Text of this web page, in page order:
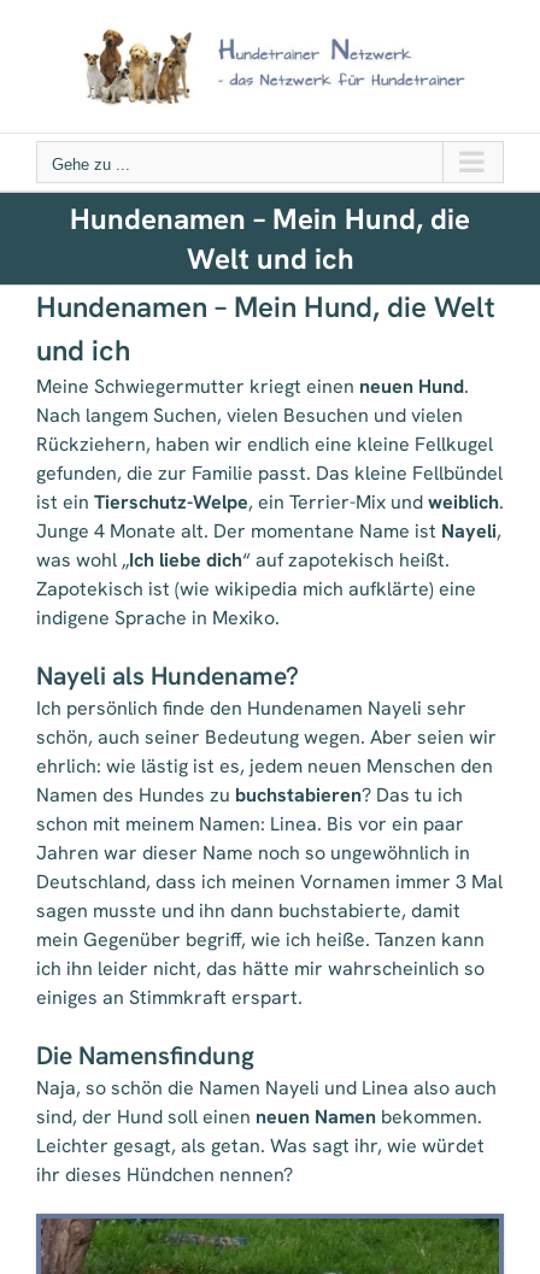
Gehe zu ...
Hundenamen – Mein Hund, die
Welt und ich
Hundenamen – Mein Hund, die Welt
und ich
Meine Schwiegermutter kriegt einen neuen Hund.
Nach langem Suchen, vielen Besuchen und vielen
Rückziehern, haben wir endlich eine kleine Fellkugel
gefunden, die zur Familie passt. Das kleine Fellbündel
ist ein Tierschutz-Welpe, ein Terrier-Mix undweiblich.
Junge 4 Monate alt. Der momentane Name ist Nayeli,
was wohl „Ich liebe dich“ auf zapotekisch heißt.
Zapotekisch ist (wie wikipedia mich aufklärte) eine
indigene Sprache in Mexiko.
Nayeli als Hundename?
Ich persönlich finde den Hundenamen Nayeli sehr
schön, auch seiner Bedeutung wegen. Aber seien wir
ehrlich: wie lästig ist es, jedem neuen Menschen den
Namen des Hundes zu buchstabieren? Das tu ich
schon mit meinem Namen: Linea. Bis vor ein paar
Jahren war dieser Name noch so ungewöhnlich in
Deutschland, dass ich meinen Vornamen immer 3 Mal
sagen musste und ihn dann buchstabierte, damit
mein Gegenüber begriff, wie ich heiße. Tanzen kann
ich ihn leider nicht, das hätte mir wahrscheinlich so
einiges an Stimmkraft erspart.
Die Namensfindung
Naja, so schön die Namen Nayeli und Linea also auch
sind, der Hund soll einen neuen Namen bekommen.
Leichter gesagt, als getan. Was sagt ihr, wie würdet
ihr dieses Hündchen nennen?